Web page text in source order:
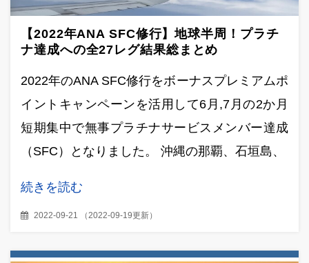
【2022年ANA SFC修行】地球半周！プラチ
ナ達成への全27レグ結果総まとめ
2022年のANA SFC修行をボーナスプレミアムポ
イントキャンペーンを活用して6月,7月の2か月
短期集中で無事プラチナサービスメンバー達成
（SFC）となりました。 沖縄の那覇、石垣島、
続きを読む
2022-09-21 （ 2022-09-19更新）